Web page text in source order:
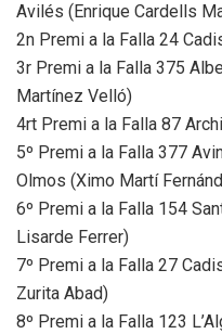
Avilés (Enrique Cardells
2n Premi a la Falla 24
3r Premi a la Falla 375
Martínez Velló)
4rt Premi a la Falla 87
5º Premi a la Falla 377
Olmos (Ximo Martí
6º Premi a la Falla 154
Lisarde Ferrer)
7º Premi a la Falla 27
Zurita Abad)
8º Premi a la Falla 123